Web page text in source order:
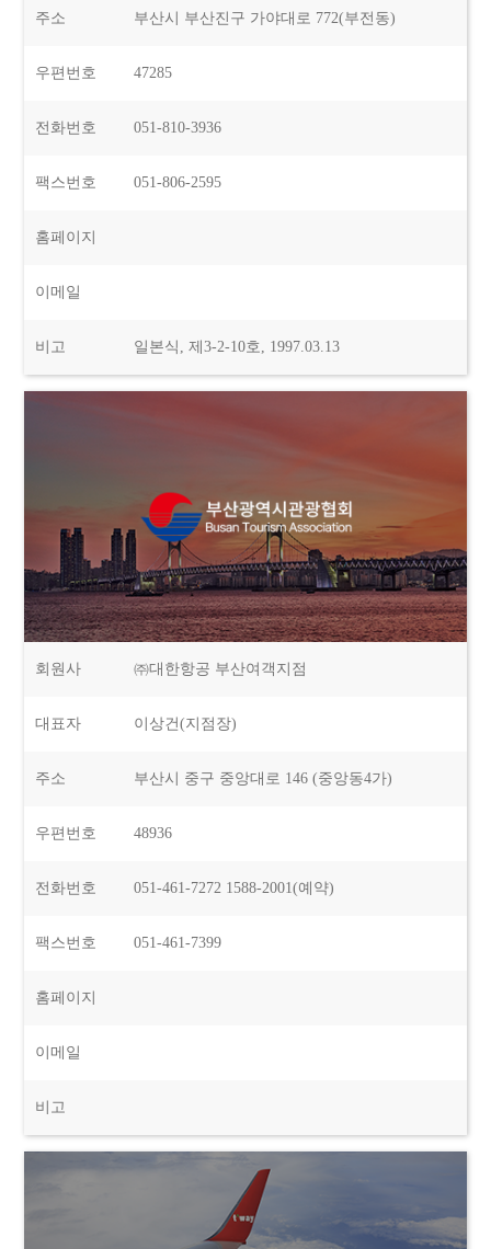
주소 부산시 부산진구 가야대로 772(부전동)
우편번호 47285
전화번호 051-810-3936
팩스번호 051-806-2595
홈페이지
이메일
비고 일본식, 제3-2-10호, 1997.03.13
회원사 ㈜대한항공 부산여객지점
대표자 이상건(지점장)
주소 부산시 중구 중앙대로 146 (중앙동4가)
우편번호 48936
전화번호 051-461-7272 1588-2001(예약)
팩스번호 051-461-7399
홈페이지
이메일
비고